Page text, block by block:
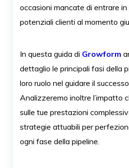
occasioni mancate di entrare
potenziali clienti al momento
In questa guida di Growform
dettaglio le principali fasi della
loro ruolo nel guidare il
Analizzeremo inoltre l’impatto
sulle tue prestazioni
strategie attuabili per
ogni fase della pipeline.